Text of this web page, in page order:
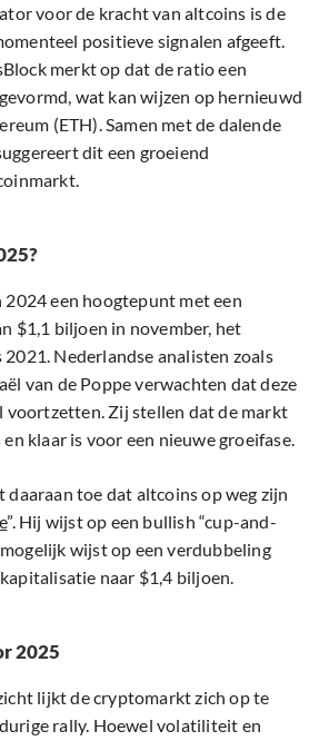
voor de kracht van altcoins is de
positieve signalen afgeeft.
merkt op dat de ratio een
wat kan wijzen op hernieuwd
(ETH). Samen met de dalende
dit een groeiend
een hoogtepunt met een
$1,1 biljoen in november, het
Nederlandse analisten zoals
van de Poppe verwachten dat deze
voortzetten. Zij stellen dat de markt
en klaar is voor een nieuwe groeifase.
toe dat altcoins op weg zijn
”. Hij wijst op een bullish “cup-and-
wijst op een verdubbeling
naar $1,4 biljoen.
2025
lijkt de cryptomarkt zich op te
rally. Hoewel volatiliteit en